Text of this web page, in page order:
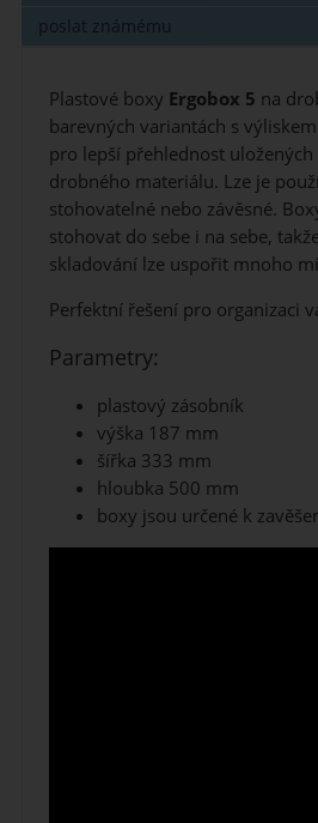
poslat známému
Plastové boxy Ergobox 5 na
barevných variantách s
pro lepší přehlednost
drobného materiálu. Lze je
stohovatelné nebo závěsné.
stohovat do sebe i na sebe,
skladování lze uspořit mnoho
Perfektní řešení pro organizaci
Parametry:
plastový zásobník
výška 187 mm
šířka 333 mm
hloubka 500 mm
boxy jsou určené k